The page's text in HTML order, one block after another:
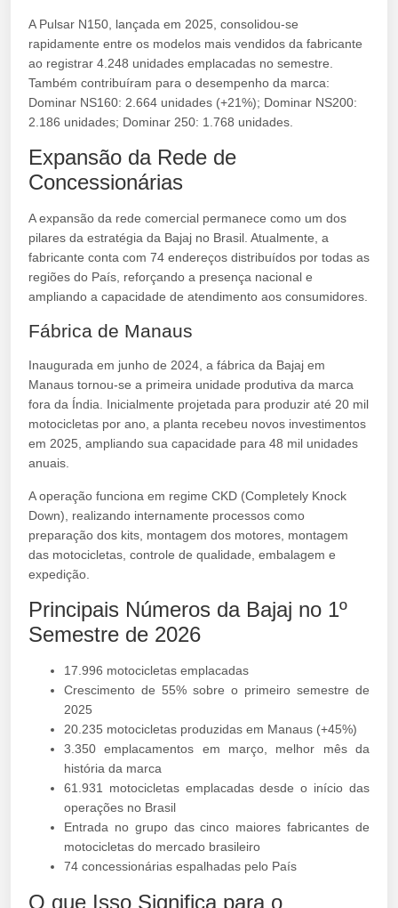
A Pulsar N150, lançada em 2025, consolidou-se
rapidamente entre os modelos mais vendidos da fabricante
ao registrar 4.248 unidades emplacadas no semestre.
Também contribuíram para o desempenho da marca:
Dominar NS160: 2.664 unidades (+21%); Dominar NS200:
2.186 unidades; Dominar 250: 1.768 unidades.
Expansão da Rede de
Concessionárias
A expansão da rede comercial permanece como um dos
pilares da estratégia da Bajaj no Brasil. Atualmente, a
fabricante conta com 74 endereços distribuídos por todas as
regiões do País, reforçando a presença nacional e
ampliando a capacidade de atendimento aos consumidores.
Fábrica de Manaus
Inaugurada em junho de 2024, a fábrica da Bajaj em
Manaus tornou-se a primeira unidade produtiva da marca
fora da Índia. Inicialmente projetada para produzir até 20 mil
motocicletas por ano, a planta recebeu novos investimentos
em 2025, ampliando sua capacidade para 48 mil unidades
anuais.
A operação funciona em regime CKD (Completely Knock
Down), realizando internamente processos como
preparação dos kits, montagem dos motores, montagem
das motocicletas, controle de qualidade, embalagem e
expedição.
Principais Números da Bajaj no 1º
Semestre de 2026
17.996 motocicletas emplacadas
Crescimento de 55% sobre o primeiro semestre de
2025
20.235 motocicletas produzidas em Manaus (+45%)
3.350 emplacamentos em março, melhor mês da
história da marca
61.931 motocicletas emplacadas desde o início das
operações no Brasil
Entrada no grupo das cinco maiores fabricantes de
motocicletas do mercado brasileiro
74 concessionárias espalhadas pelo País
O que Isso Significa para o